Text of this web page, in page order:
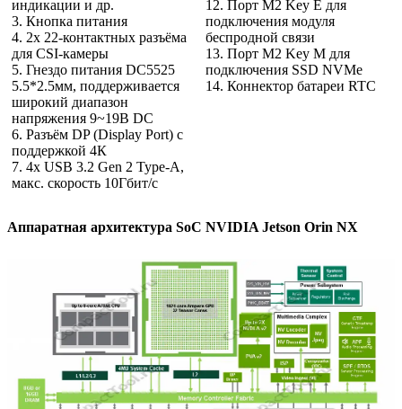
индикации и др.
3. Кнопка питания
4. 2х 22-контактных разъёма
для CSI-камеры
5. Гнездо питания DC5525
5.5*2.5мм, поддерживается
широкий диапазон
напряжения 9~19В DC
6. Разъём DP (Display Port) с
поддержкой 4К
7. 4х USB 3.2 Gen 2 Type-A,
макс. скорость 10Гбит/с
12. Порт M2 Key E для
подключения модуля
беспродной связи
13. Порт M2 Key M для
подключения SSD NVMe
14. Коннектор батареи RTC
Аппаратная архитектура SoC NVIDIA Jetson Orin NX